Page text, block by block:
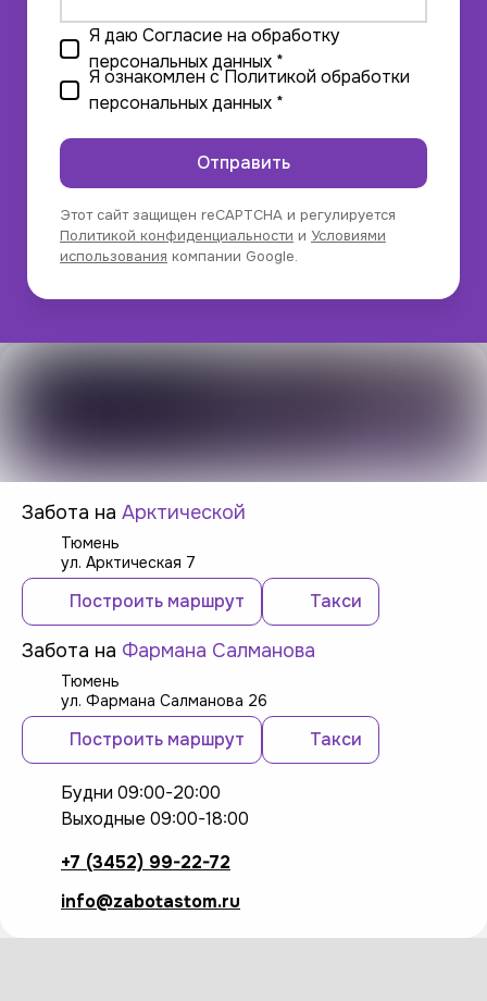
Я даю Согласие на обработку
персональных данных *
Я ознакомлен сПолитикой обработки
персональных данных *
Отправить
Этот сайт защищен reCAPTCHA и регулируется
Политикой конфиденциальности и Условиями
использования компании Google.
Забота на Арктической
Тюмень
ул. Арктическая 7
Построить маршрут Такси
Забота на Фармана Салманова
Тюмень
ул. Фармана Салманова 26
Построить маршрут Такси
Будни 09:00-20:00
Выходные 09:00-18:00
+7 (3452) 99-22-72
info@zabotastom.ru